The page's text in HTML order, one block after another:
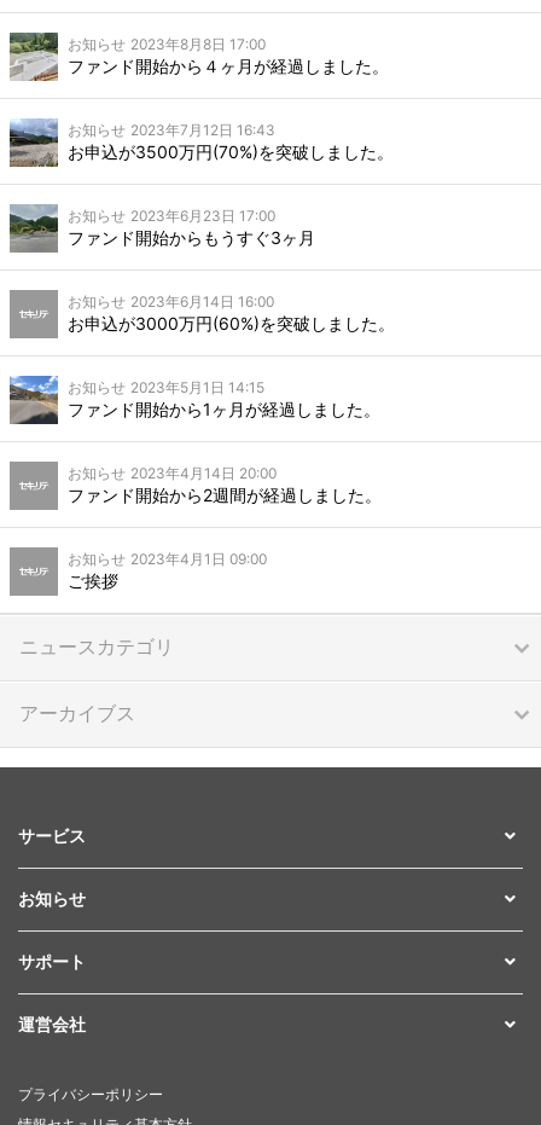
お知らせ 2023年8月8日 17:00
ファンド開始から４ヶ月が経過しました。
お知らせ 2023年7月12日 16:43
お申込が3500万円(70%)を突破しました。
お知らせ 2023年6月23日 17:00
ファンド開始からもうすぐ3ヶ月
お知らせ 2023年6月14日 16:00
お申込が3000万円(60%)を突破しました。
お知らせ 2023年5月1日 14:15
ファンド開始から1ヶ月が経過しました。
お知らせ 2023年4月14日 20:00
ファンド開始から2週間が経過しました。
お知らせ 2023年4月1日 09:00
ご挨拶
ニュースカテゴリ
アーカイブス
サービス
お知らせ
サポート
運営会社
プライバシーポリシー